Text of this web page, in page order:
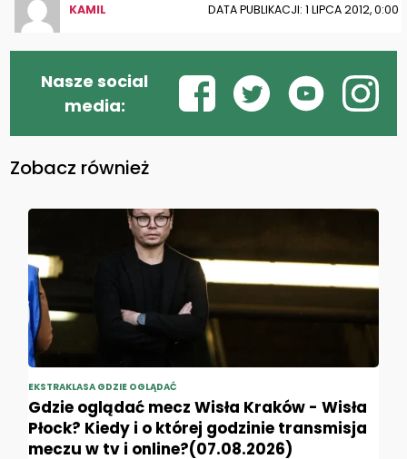
KAMIL DATA PUBLIKACJI: 1 LIPCA 2012, 0:00
Nasze social
media:
Zobacz również
EKSTRAKLASA GDZIE OGLĄDAĆ
Gdzie oglądać mecz Wisła Kraków - Wisła
Płock? Kiedy i o której godzinie transmisja
meczu w tv i online?(07.08.2026)